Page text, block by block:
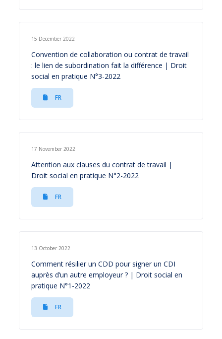
15 December 2022
Convention de collaboration ou contrat de travail
: le lien de subordination fait la différence | Droit
social en pratique N°3-2022
FR
17 November 2022
Attention aux clauses du contrat de travail |
Droit social en pratique N°2-2022
FR
13 October 2022
Comment résilier un CDD pour signer un CDI
auprès d’un autre employeur ? | Droit social en
pratique N°1-2022
FR